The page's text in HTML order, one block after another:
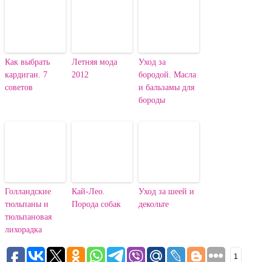
Как выбрать
кардиган. 7
советов
Летняя мода
2012
Уход за
бородой. Масла
и бальзамы для
бороды
Голландские
тюльпаны и
тюльпановая
лихорадка
Кай-Лео.
Порода собак
Уход за шеей и
декольте
1